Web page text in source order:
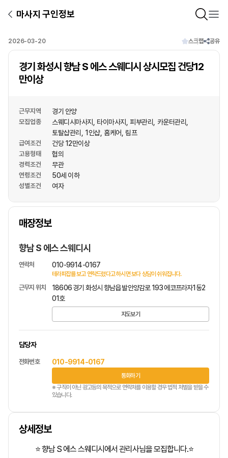
마사지 구인정보
2026-03-20 스크랩 공유
경기 화성시 향남 S 에스 스웨디시 상시모집 건당12
만이상
근무지역 경기 안양
모집업종 스웨디시마사지 타이마사지 피부관리
카운터관리
토탈샵관리
1인샵 홈케어 림프
급여조건 건당 12만이상
고용형태 협의
경력조건 무관
연령조건 50세 이하
성별조건 여자
매장정보
상호명
향남 S 에스 스웨디시
연락처 010-9914-0167
테라피잡를 보고 연락드렸다고 하시면 보다 상담이 쉬워집니다.
근무지 위치
18606 경기 화성시 향남읍 발안양감로 193 에코프라자1동2
01호
지도보기
담당자
전화번호 010-9914-0167
통화하기
※ 구직이 아닌 광고등의 목적으로 연락처를 이용할 경우 법적 처벌을 받을 수
있습니다.
상세정보
⭐ 향남 S 에스 스웨디시에서 관리사님을 모집합니다.⭐